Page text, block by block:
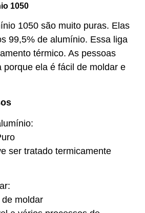
1050
1050 são muito puras. Elas
99,5% de alumínio. Essa liga
térmico. As pessoas
porque ela é fácil de moldar e
ser tratado termicamente
moldar